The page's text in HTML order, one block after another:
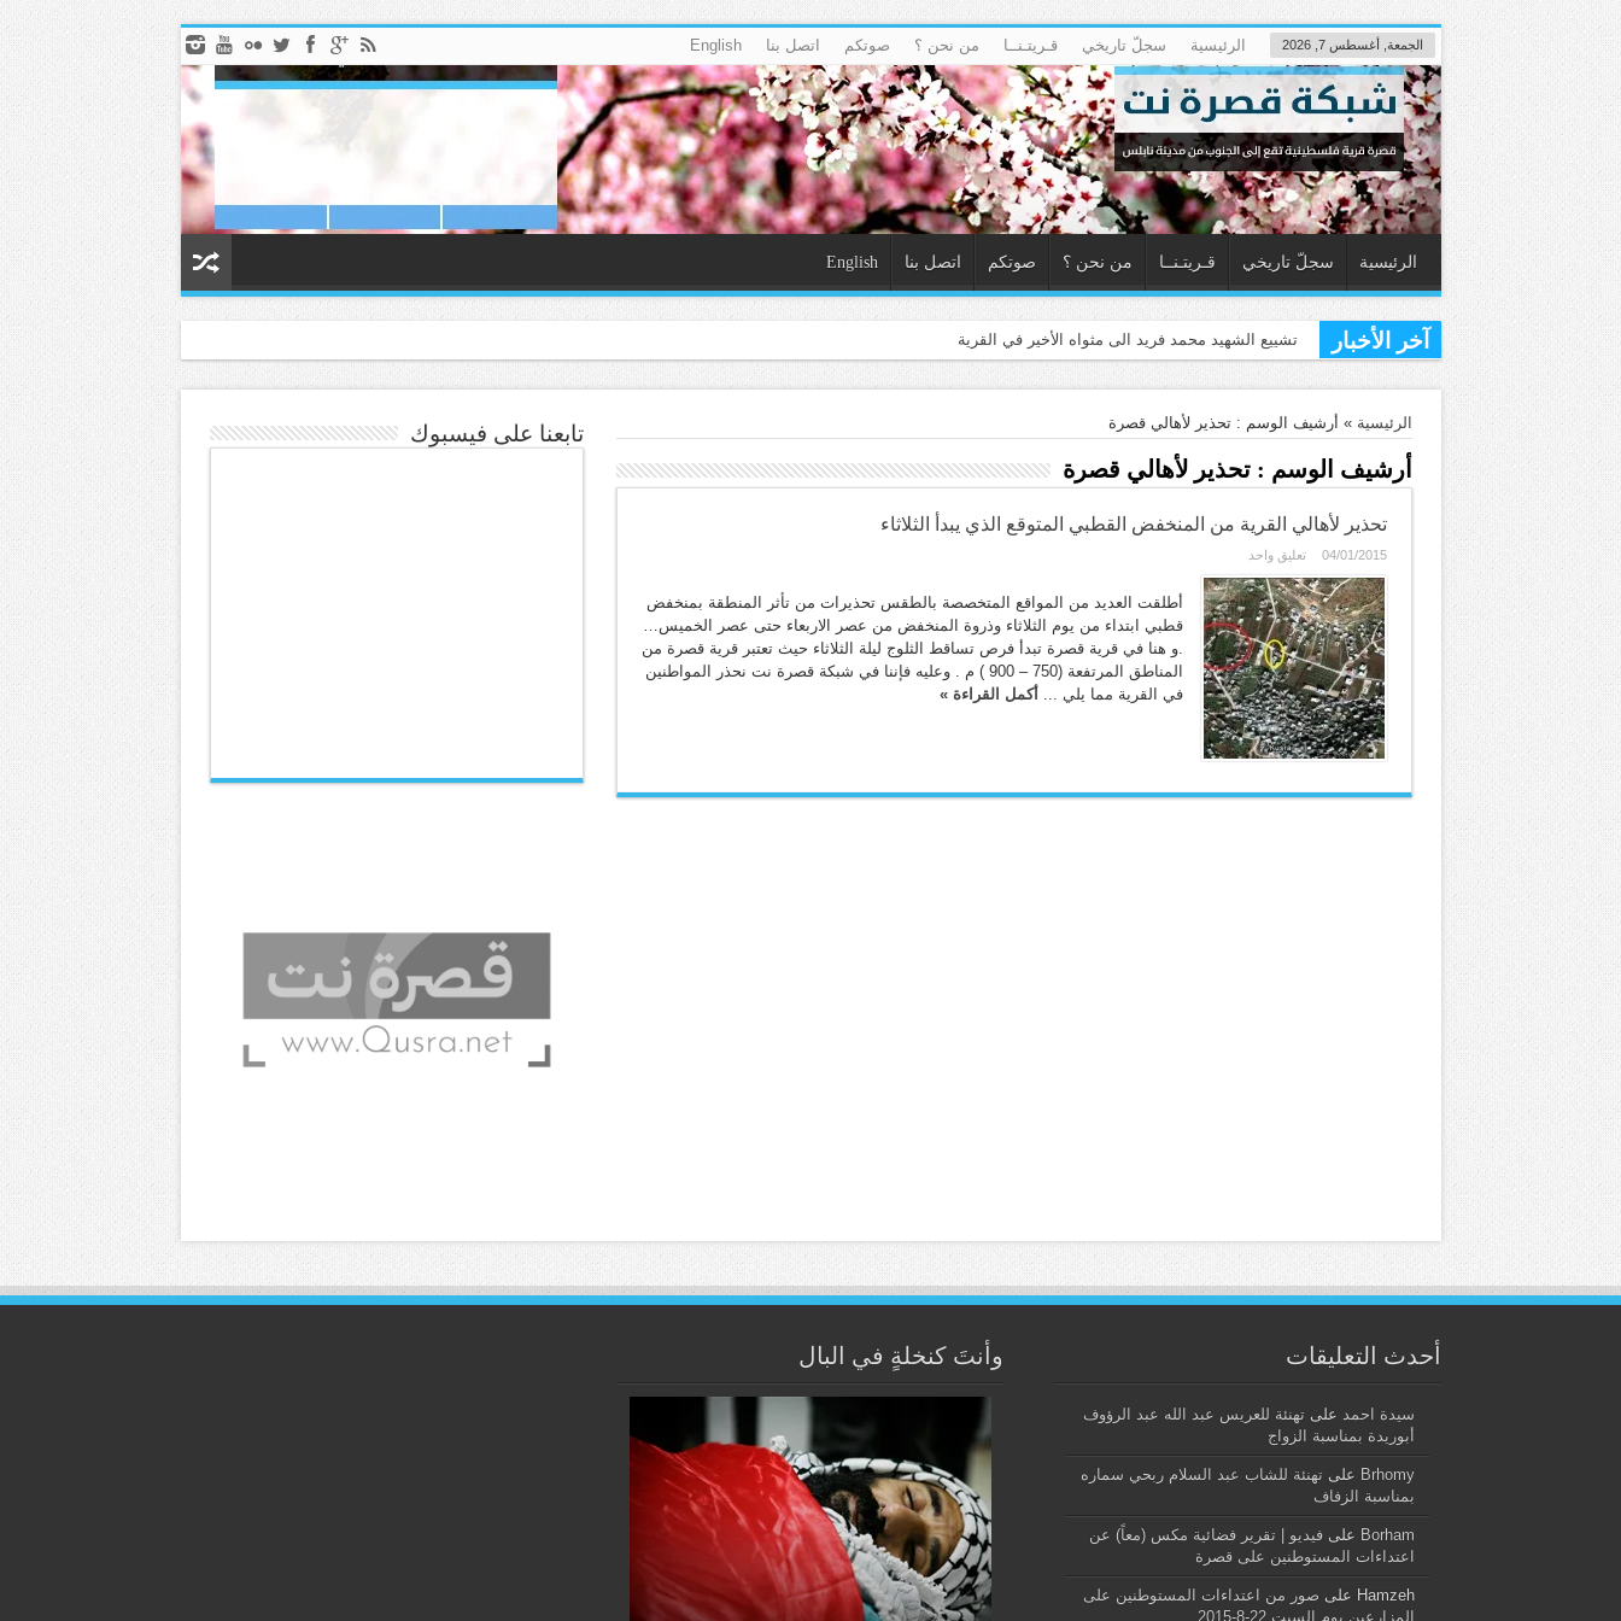
الجمعة, أغسطس 7, 2026 الرئيسية سجلّ تاريخي قـريتـنــا من نحن ؟ صوتكم اتصل بنا English
الرئيسية سجلّ تاريخي قـريتـنــا من نحن ؟ صوتكم اتصل بنا English
آخر الأخبار قص
الرئيسية » أرشيف الوسم : تحذير لأهالي قصرة
أرشيف الوسم :تحذير لأهالي قصرة
تحذير لأهالي القرية من المنخفض القطبي المتوقع الذي يبدأ الثلاثاء
04/01/2015 تعليق واحد
أطلقت العديد من المواقع المتخصصة بالطقس تحذيرات من تأثر المنطقة بمنخفض
قطبي ابتداء من يوم الثلاثاء وذروة المنخفض من عصر الاربعاء حتى عصر الخميس…
.و هنا في قرية قصرة تبدأ فرص تساقط الثلوج ليلة الثلاثاء حيث تعتبر قرية قصرة من
المناطق المرتفعة (750 – 900 ) م . وعليه فإننا في شبكة قصرة نت نحذر المواطنين
في القرية مما يلي ... أكمل القراءة »
تابعنا على فيسبوك
أحدث التعليقات
سيدة احمد على تهنئة للعريس عبد الله عبد الرؤوف
أبوريدة بمناسبة الزواج
Brhomy على تهنئة للشاب عبد السلام ربحي سماره
بمناسبة الزفاف
Borham علىفيديو | تقرير فضائية مكس (معاً) عن
اعتداءات المستوطنين على قصرة
Hamzeh على صور من اعتداءات المستوطنين على
المزارعين يوم السبت 22-8-2015
وأنتَ كنخلةٍ في البال